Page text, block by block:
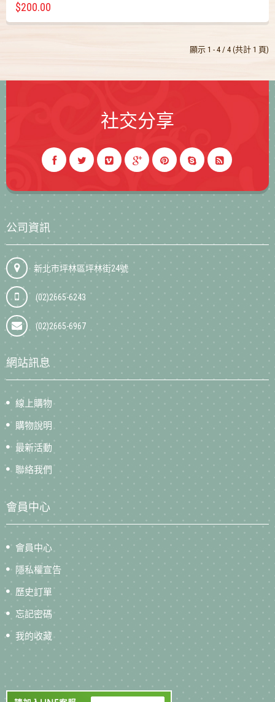
$200.00
顯示 1 - 4 / 4 (共計 1 頁)
社交分享
公司資訊
新北市坪林區坪林街24號
(02)2665-6243
(02)2665-6967
網站訊息
線上購物
購物說明
最新活動
聯絡我們
會員中心
會員中心
隱私權宣告
歷史訂單
忘記密碼
我的收藏